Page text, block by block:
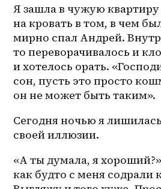
Я зашла в чужую квартиру
на кровать в том, в чем
мирно спал Андрей.
то переворачивалось и
и хотелось орать.
сон, пусть это просто
он не может быть таким».
Сегодня ночью я
своей иллюзии.
«А ты думала, я
как будто с меня